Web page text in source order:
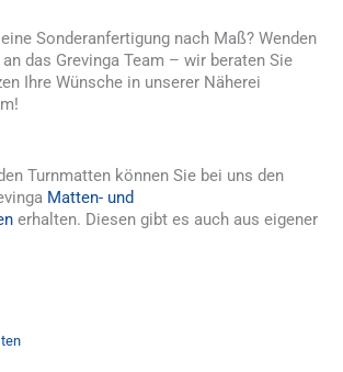
Sonderanfertigung nach Maß? Wenden
das Grevinga Team – wir beraten Sie
Ihre Wünsche in unserer Näherei
Turnmatten können Sie bei uns den
Matten- und
erhalten. Diesen gibt es auch aus eigener